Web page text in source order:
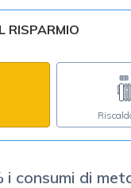
RISPARMIO
consumi di